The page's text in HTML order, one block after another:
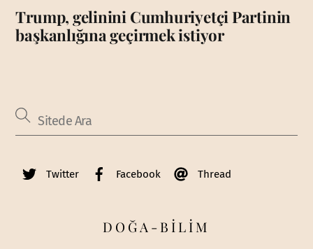
Trump, gelinini Cumhuriyetçi Partinin
başkanlığına geçirmek istiyor
Twitter Facebook Thread
DOĞA-BİLİM